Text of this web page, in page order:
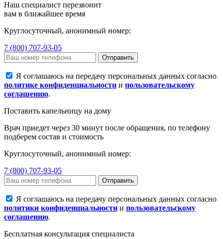
Наш специалист перезвонит
вам в ближайшее время
Круглосуточный, анонимный номер:
7 (800) 707-93-05
Отправить
Я соглашаюсь на передачу персональных данных согласно
политике конфиденциальности и пользовательскому
соглашению.
Поставить капельницу на дому
Врач приедет через 30 минут после обращения, по телефону
подберем состав и стоимость
Круглосуточный, анонимный номер:
7 (800) 707-93-05
Отправить
Я соглашаюсь на передачу персональных данных согласно
политики конфиденциальности и пользовательскому
соглашению.
Бесплатная консультация специалиста